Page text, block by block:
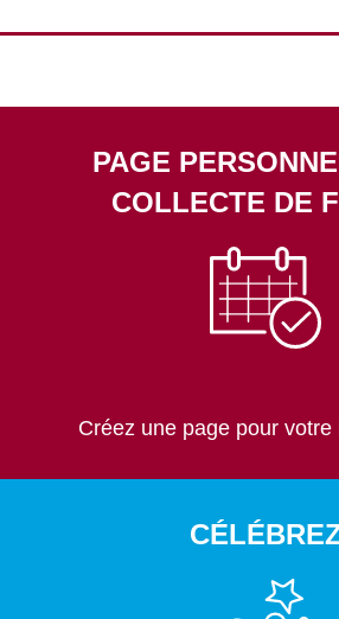
PAGE
COLLECTE DE
Créez une page pour votre